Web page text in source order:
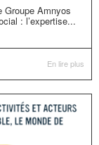
Groupe Amnyos
: l’expertise...
En lire plus